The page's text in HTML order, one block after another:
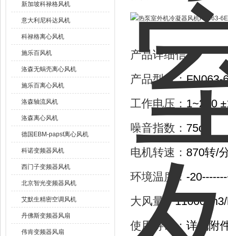
新加坡科禄格风机
意大利尼科达风机
科禄格离心风机
施乐百风机
洛森无蜗壳离心风机
施乐百离心风机
洛森轴流风机
洛森离心风机
德国EBM-papst离心风机
科诺变频器风机
西门子变频器风机
北京智光变频器风机
艾默生精密空调风机
丹佛斯变频器风扇
伟肯变频器风扇
产品详细信息
产品型号：FN063-
工作电压： 1~230
噪音指数： 75db
电机转速： 870转/
环境温度： -
大风量：11000
使用寿命： 详见附